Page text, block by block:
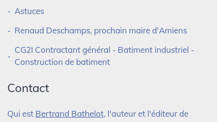
Astuces
Renaud Deschamps, prochain maire d'Amiens
CG2I Contractant général - Batiment industriel -
Construction de batiment
Contact
Qui est Bertrand Bathelot, l'auteur et l'éditeur de